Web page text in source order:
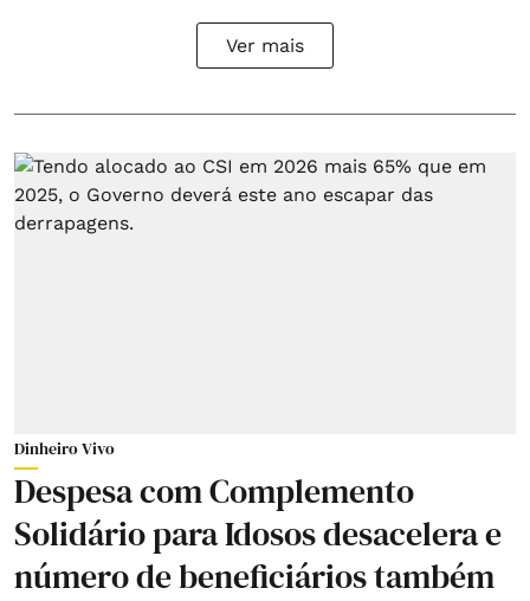
Ver mais
Dinheiro Vivo
Despesa com Complemento
Solidário para Idosos desacelera e
número de beneficiários também